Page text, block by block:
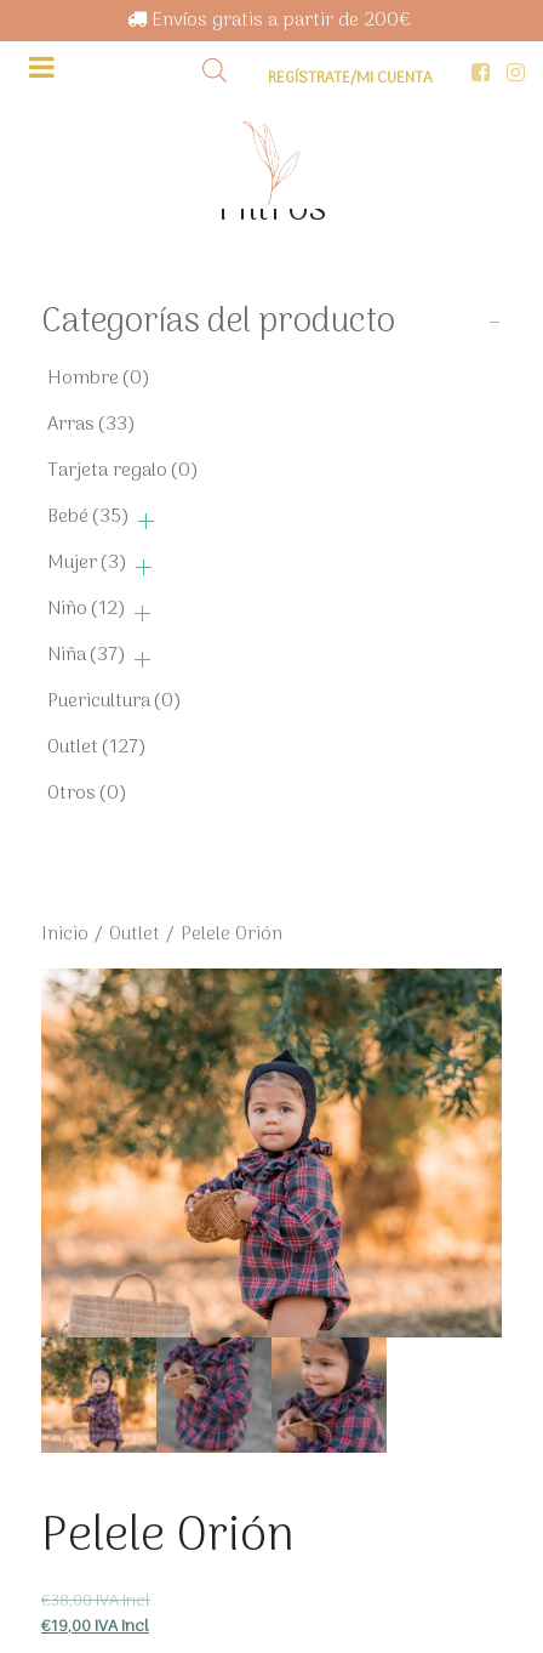
Envíos gratis a partir de 200€
REGÍSTRATE/MI CUENTA
Filtros
Categorías del producto -
Hombre(0)
Arras(33)
Tarjeta regalo(0)
Bebé(35)
Mujer(3)
Niño(12)
Niña(37)
Puericultura(0)
Outlet(127)
Otros(0)
Inicio / Outlet / Pelele Orión
Pelele Orión
€38,00IVA Incl
€19,00IVA Incl